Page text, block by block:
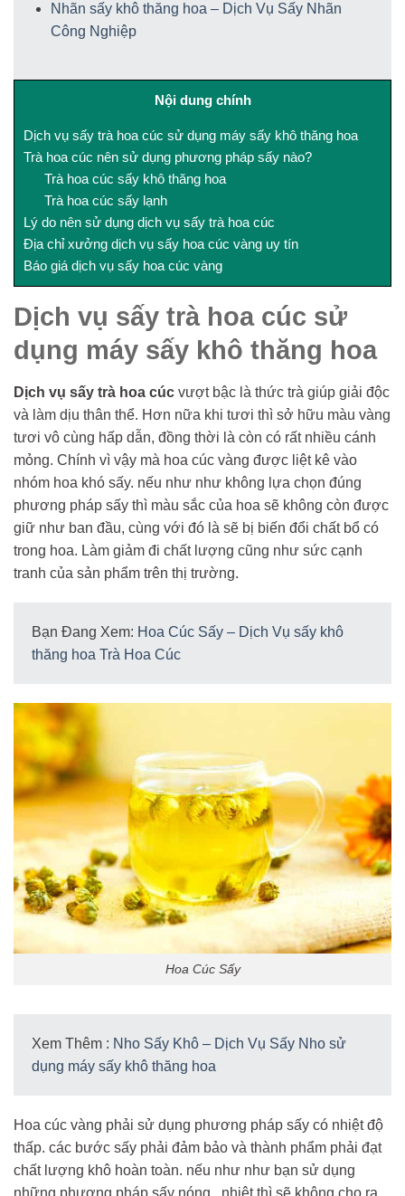
Nhãn sấy khô thăng hoa – Dịch Vụ Sấy Nhãn
Công Nghiệp
Nội dung chính
Dịch vụ sấy trà hoa cúc sử dụng máy sấy khô thăng hoa
Trà hoa cúc nên sử dụng phương pháp sấy nào?
Trà hoa cúc sấy khô thăng hoa
Trà hoa cúc sấy lạnh
Lý do nên sử dụng dịch vụ sấy trà hoa cúc
Địa chỉ xưởng dịch vụ sấy hoa cúc vàng uy tín
Báo giá dịch vụ sấy hoa cúc vàng
Dịch vụ sấy trà hoa cúc sử
dụng máy sấy khô thăng hoa
Dịch vụ sấy trà hoa cúc vượt bậc là thức trà giúp giải độc
và làm dịu thân thể. Hơn nữa khi tươi thì sở hữu màu vàng
tươi vô cùng hấp dẫn, đồng thời là còn có rất nhiều cánh
mỏng. Chính vì vậy mà hoa cúc vàng được liệt kê vào
nhóm hoa khó sấy. nếu như như không lựa chọn đúng
phương pháp sấy thì màu sắc của hoa sẽ không còn được
giữ như ban đầu, cùng với đó là sẽ bị biến đổi chất bổ có
trong hoa. Làm giảm đi chất lượng cũng như sức cạnh
tranh của sản phẩm trên thị trường.
Bạn Đang Xem: Hoa Cúc Sấy – Dịch Vụ sấy khô
thăng hoa Trà Hoa Cúc
Hoa Cúc Sấy
Xem Thêm : Nho Sấy Khô – Dịch Vụ Sấy Nho sử
dụng máy sấy khô thăng hoa
Hoa cúc vàng phải sử dụng phương pháp sấy có nhiệt độ
thấp. các bước sấy phải đảm bảo và thành phẩm phải đạt
chất lượng khô hoàn toàn. nếu như như bạn sử dụng